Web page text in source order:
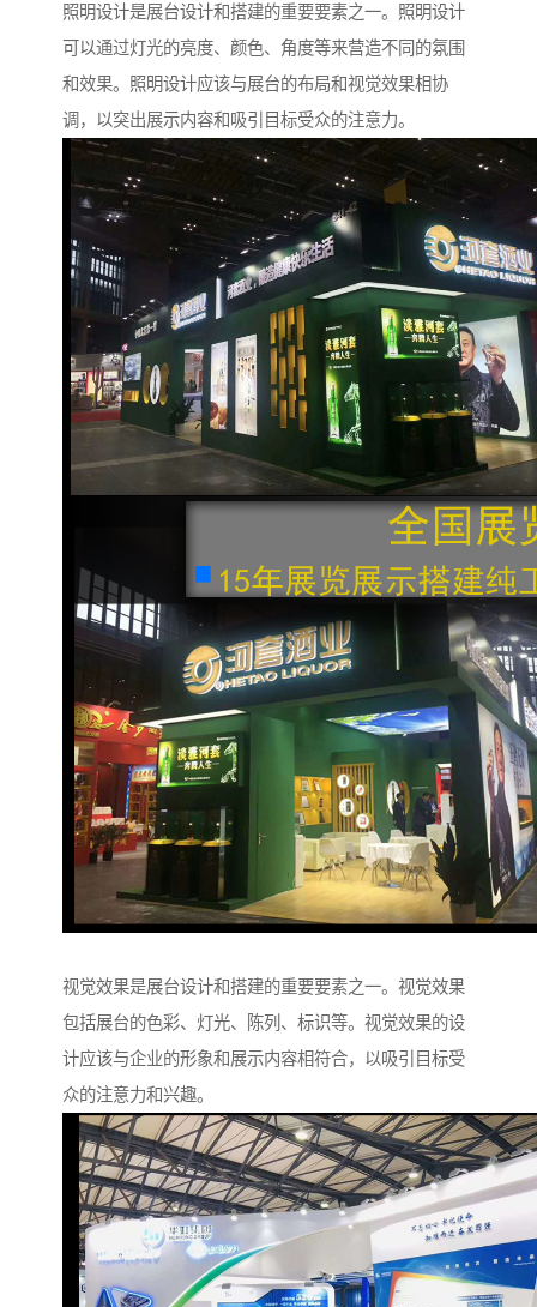
照明设计是展台设计和搭建的重要要素之一。照明设计
可以通过灯光的亮度、颜色、角度等来营造不同的氛围
和效果。照明设计应该与展台的布局和视觉效果相协
调，以突出展示内容和吸引目标受众的注意力。
视觉效果是展台设计和搭建的重要要素之一。视觉效果
包括展台的色彩、灯光、陈列、标识等。视觉效果的设
计应该与企业的形象和展示内容相符合，以吸引目标受
众的注意力和兴趣。